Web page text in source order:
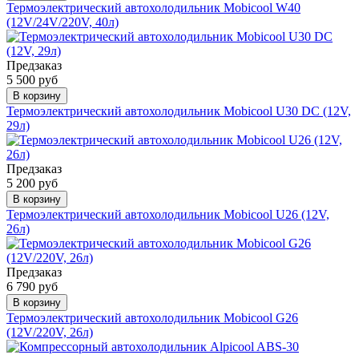
Термоэлектрический автохолодильник Mobicool W40
(12V/24V/220V, 40л)
Предзаказ
5 500 руб
В корзину
Термоэлектрический автохолодильник Mobicool U30 DC (12V,
29л)
Предзаказ
5 200 руб
В корзину
Термоэлектрический автохолодильник Mobicool U26 (12V,
26л)
Предзаказ
6 790 руб
В корзину
Термоэлектрический автохолодильник Mobicool G26
(12V/220V, 26л)